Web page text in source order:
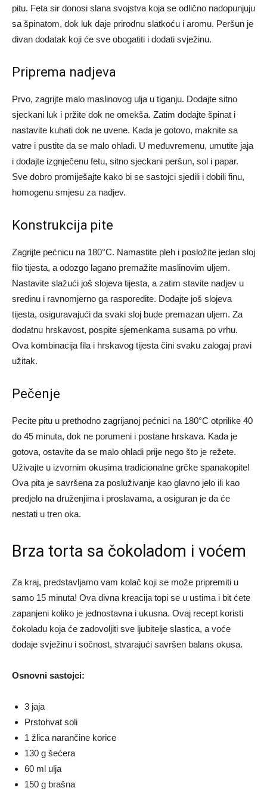
pitu. Feta sir donosi slana svojstva koja se odlično nadopunjuju
sa špinatom, dok luk daje prirodnu slatkoću i aromu. Peršun je
divan dodatak koji će sve obogatiti i dodati svježinu.
Priprema nadjeva
Prvo, zagrijte malo maslinovog ulja u tiganju. Dodajte sitno
sjeckani luk i pržite dok ne omekša. Zatim dodajte špinat i
nastavite kuhati dok ne uvene. Kada je gotovo, maknite sa
vatre i pustite da se malo ohladi. U međuvremenu, umutite jaja
i dodajte izgnječenu fetu, sitno sjeckani peršun, sol i papar.
Sve dobro promiješajte kako bi se sastojci sjedili i dobili finu,
homogenu smjesu za nadjev.
Konstrukcija pite
Zagrijte pećnicu na 180°C. Namastite pleh i posložite jedan sloj
filo tijesta, a odozgo lagano premažite maslinovim uljem.
Nastavite slažući još slojeva tijesta, a zatim stavite nadjev u
sredinu i ravnomjerno ga rasporedite. Dodajte još slojeva
tijesta, osiguravajući da svaki sloj bude premazan uljem. Za
dodatnu hrskavost, pospite sjemenkama susama po vrhu.
Ova kombinacija fila i hrskavog tijesta čini svaku zalogaj pravi
užitak.
Pečenje
Pecite pitu u prethodno zagrijanoj pećnici na 180°C otprilike 40
do 45 minuta, dok ne porumeni i postane hrskava. Kada je
gotova, ostavite da se malo ohladi prije nego što je režete.
Uživajte u izvornim okusima tradicionalne grčke spanakopite!
Ova pita je savršena za posluživanje kao glavno jelo ili kao
predjelo na druženjima i proslavama, a osiguran je da će
nestati u tren oka.
Brza torta sa čokoladom i voćem
Za kraj, predstavljamo vam kolač koji se može pripremiti u
samo 15 minuta! Ova divna kreacija topi se u ustima i bit ćete
zapanjeni koliko je jednostavna i ukusna. Ovaj recept koristi
čokoladu koja će zadovoljiti sve ljubitelje slastica, a voće
dodaje svježinu i sočnost, stvarajući savršen balans okusa.
Osnovni sastojci:
3 jaja
Prstohvat soli
1 žlica narančine korice
130 g šećera
60 ml ulja
150 g brašna